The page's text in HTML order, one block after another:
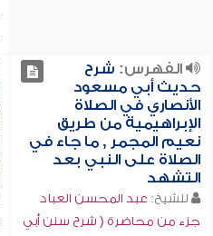
الفهرس: شرح
حديث أبي مسعود
الأنصاري في الصلاة
الإبراهيمية من طريق
نعيم المجمر , ما جاء في
الصلاة على النبي بعد
التشهد
للشيخ: عبد المحسن العباد
جزء من محاضرة ( شرح سنن أبي